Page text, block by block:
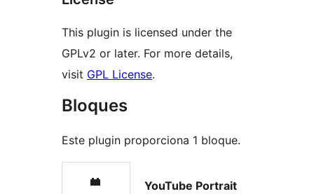
This plugin is licensed under the
GPLv2 or later. For more details,
visit GPL License.
Bloques
Este plugin proporciona 1 bloque.
YouTube Portrait